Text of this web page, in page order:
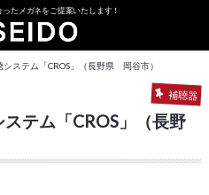
たメガネをご提案いたします！
システム「CROS」（長野県 岡谷市）
補聴器
テム「CROS」（長野